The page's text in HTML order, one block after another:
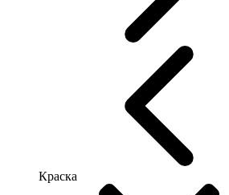
Краска